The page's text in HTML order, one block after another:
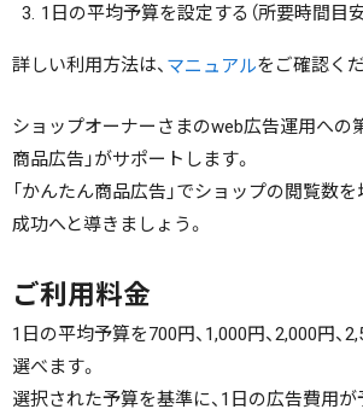
1日の平均予算を設定する（所要時間目安
詳しい利用方法は、 マニュアルをご確認くだ
ショップオーナーさまのweb広告運用への
商品広告」がサポートします。
「かんたん商品広告」でショップの閲覧数を
成功へと導きましょう。
ご利用料金
1日の平均予算を700円、1,000円、2,000円、
選べます。
選択された予算を基準に、1日の広告費用が